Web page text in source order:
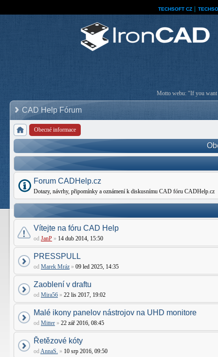
TECHSOFT CZ
Motto webu: "If you want
CAD Help Fórum
Obecné informace
Forum CADHelp.cz
Dotazy, návrhy, připomínky a oznámení k diskusnímu CAD fóru CADHelp.cz
Vítejte na fóru CAD Help
od JanP » 14 dub 2014, 15:50
PRESSPULL
od Marek Mráz » 09 led 2025, 14:35
Zaoblení v draftu
od Mira56 » 22 lis 2017, 19:02
Malé ikony panelov nástrojov na UHD monitore
od Mitter » 22 zář 2016, 08:45
Řetězové kóty
odAnnaS. » 10 srp 2016, 09:50